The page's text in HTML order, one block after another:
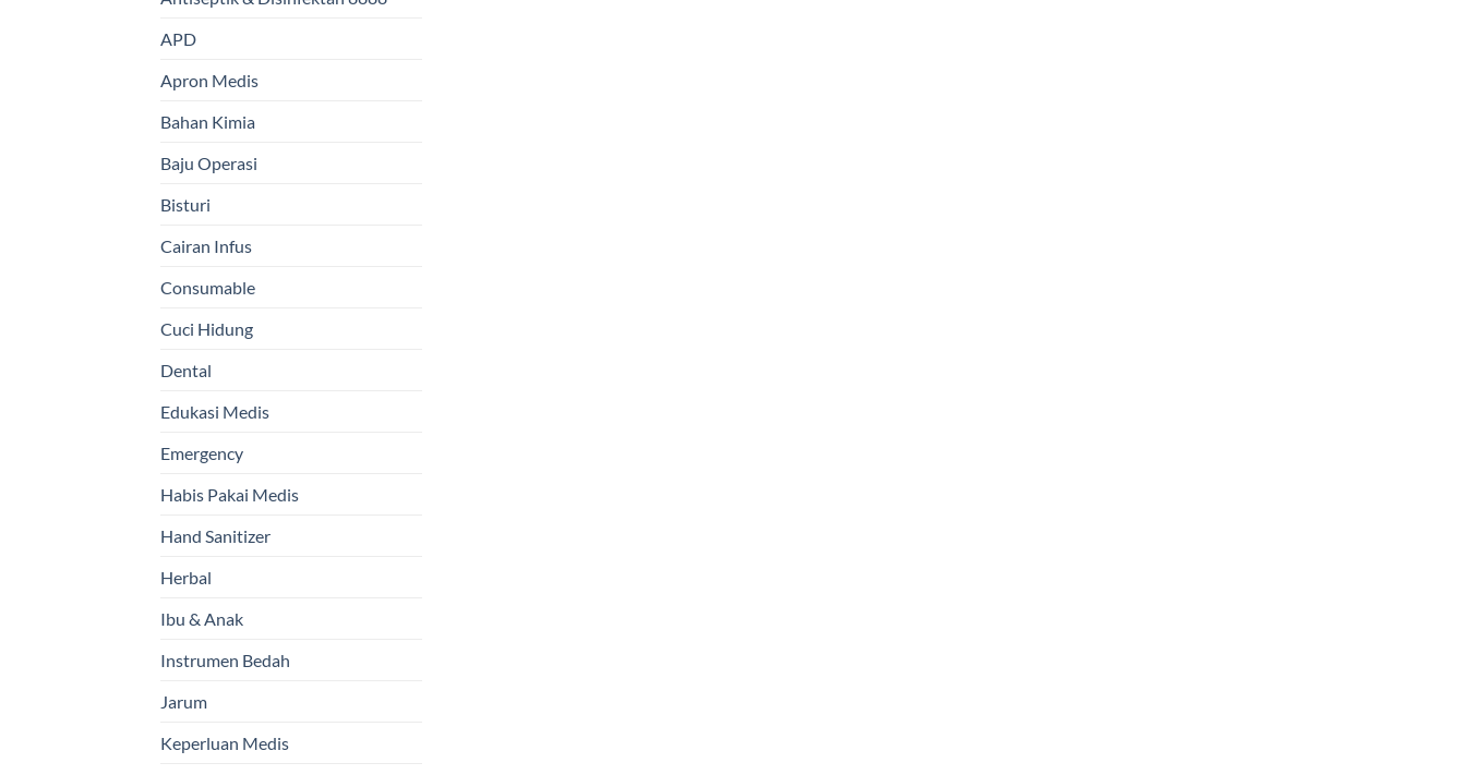
APD
Apron Medis
Bahan Kimia
Baju Operasi
Bisturi
Cairan Infus
Consumable
Cuci Hidung
Dental
Edukasi Medis
Emergency
Habis Pakai Medis
Hand Sanitizer
Herbal
Ibu & Anak
Instrumen Bedah
Jarum
Keperluan Medis